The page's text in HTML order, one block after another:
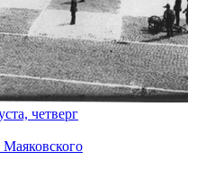
четверг